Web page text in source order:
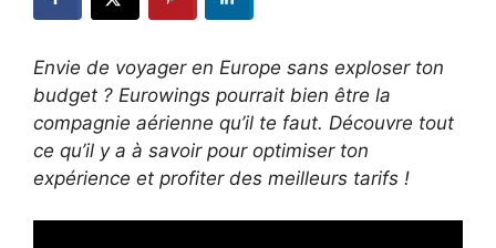
Envie de voyager en Europe sans exploser ton
budget ? Eurowings pourrait bien être la
compagnie aérienne qu’il te faut. Découvre tout
ce qu’il y a à savoir pour optimiser ton
expérience et profiter des meilleurs tarifs !